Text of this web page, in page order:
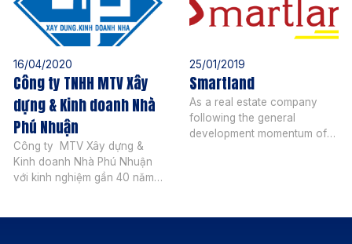
16/04/2020
Công ty TNHH MTV Xây
dựng & Kinh doanh Nhà
Phú Nhuận
Công ty MTV Xây dựng &
Kinh doanh Nhà Phú Nhuận
với kinh nghiệm gần 40 năm
25/01/2019
Smartland
As a real estate company
following the general
development momentum of